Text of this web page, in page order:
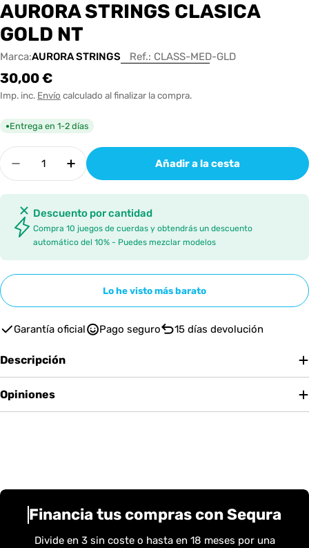
AURORA STRINGS CLASICA
GOLD NT
Marca:AURORA STRINGS Ref.: CLASS-MED-GLD
Precio
habitual
30,00 €
Imp. inc. Envío calculado al finalizar la compra.
●Entrega en 1-2 días
Cantidad
Disminuir cantidad para AURORA STRINGS
Aumentar cantidad para AURORA
Añadir a la cesta
Descuento por cantidad
Compra 10 juegos de cuerdas y obtendrás un descuento
automático del 10% - Puedes mezclar modelos
Lo he visto más barato
Garantía oficial Pago seguro 15 días devolución
Descripción
Opiniones
Financia tus compras con Sequra
Divide en 3 sin coste o hasta en 18 meses por una